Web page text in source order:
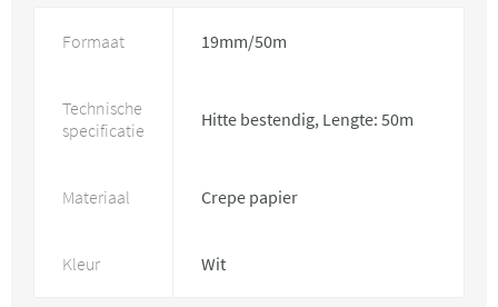
Formaat 19mm/50m
Technische
specificatie
Hitte bestendig, Lengte: 50m
Materiaal Crepe papier
Kleur Wit